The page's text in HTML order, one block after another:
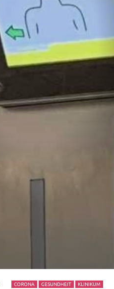
CORONA GESUNDHEIT KLINIKUM